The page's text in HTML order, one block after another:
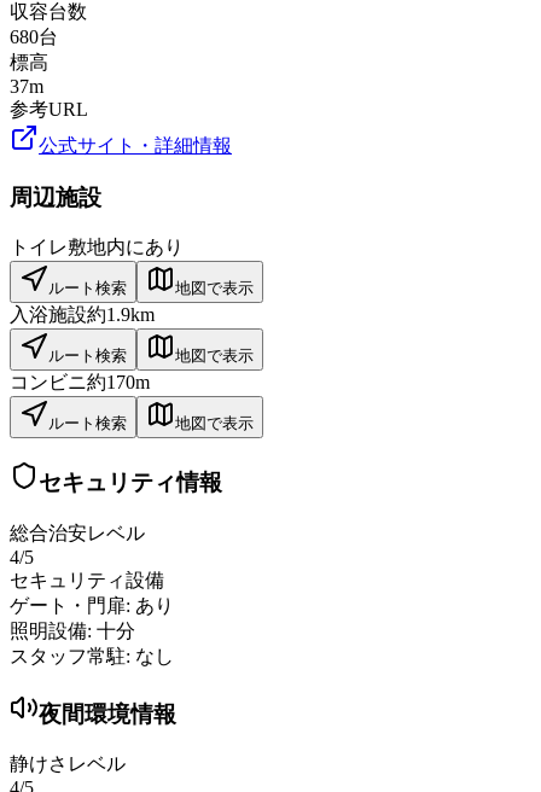
収容台数
680台
標高
37m
参考URL
公式サイト・詳細情報
周辺施設
トイレ敷地内にあり
ルート検索 地図で表示
入浴施設約1.9km
ルート検索 地図で表示
コンビニ約170m
ルート検索 地図で表示
セキュリティ情報
総合治安レベル
4/5
セキュリティ設備
ゲート・門扉: あり
照明設備: 十分
スタッフ常駐: なし
夜間環境情報
静けさレベル